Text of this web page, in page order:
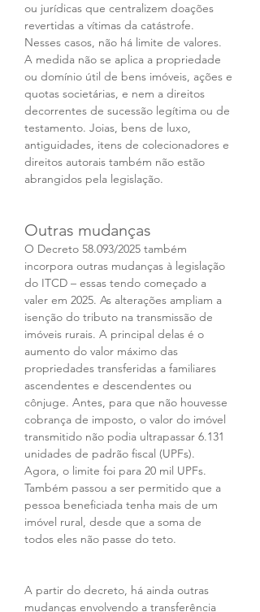
ou jurídicas que centralizem doações
revertidas a vítimas da catástrofe.
Nesses casos, não há limite de valores.
A medida não se aplica a propriedade
ou domínio útil de bens imóveis, ações e
quotas societárias, e nem a direitos
decorrentes de sucessão legítima ou de
testamento. Joias, bens de luxo,
antiguidades, itens de colecionadores e
direitos autorais também não estão
abrangidos pela legislação.
Outras mudanças
O Decreto 58.093/2025 também
incorpora outras mudanças à legislação
do ITCD – essas tendo começado a
valer em 2025. As alterações ampliam a
isenção do tributo na transmissão de
imóveis rurais. A principal delas é o
aumento do valor máximo das
propriedades transferidas a familiares
ascendentes e descendentes ou
cônjuge. Antes, para que não houvesse
cobrança de imposto, o valor do imóvel
transmitido não podia ultrapassar 6.131
unidades de padrão fiscal (UPFs).
Agora, o limite foi para 20 mil UPFs.
Também passou a ser permitido que a
pessoa beneficiada tenha mais de um
imóvel rural, desde que a soma de
todos eles não passe do teto.
A partir do decreto, há ainda outras
mudanças envolvendo a transferência